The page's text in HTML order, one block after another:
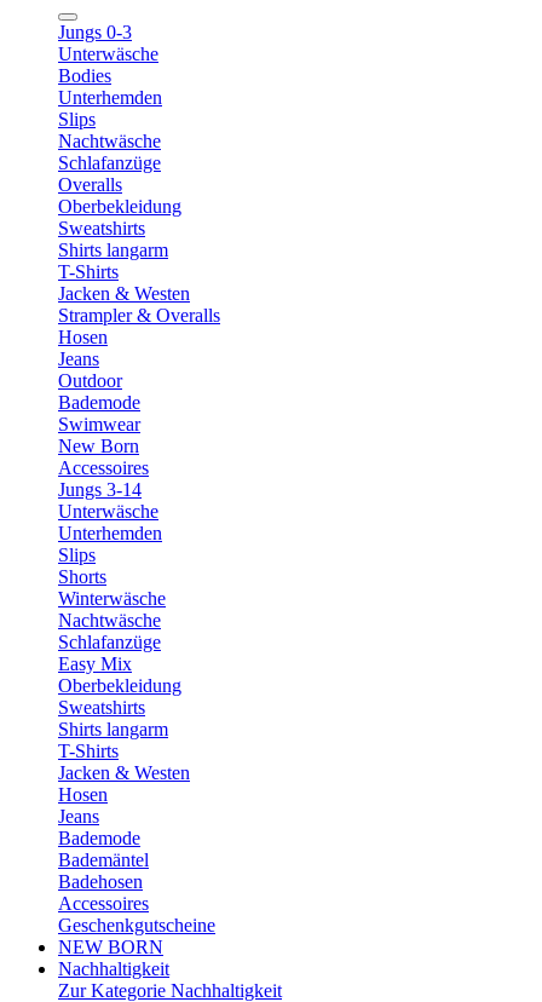
Jungs 0-3
Unterwäsche
Bodies
Unterhemden
Slips
Nachtwäsche
Schlafanzüge
Overalls
Oberbekleidung
Sweatshirts
Shirts langarm
T-Shirts
Jacken & Westen
Strampler & Overalls
Hosen
Jeans
Outdoor
Bademode
Swimwear
New Born
Accessoires
Jungs 3-14
Unterwäsche
Unterhemden
Slips
Shorts
Winterwäsche
Nachtwäsche
Schlafanzüge
Easy Mix
Oberbekleidung
Sweatshirts
Shirts langarm
T-Shirts
Jacken & Westen
Hosen
Jeans
Bademode
Bademäntel
Badehosen
Accessoires
Geschenkgutscheine
NEW BORN
Nachhaltigkeit
Zur Kategorie Nachhaltigkeit